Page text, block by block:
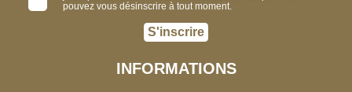
pouvez vous désinscrire à tout moment.
S'inscrire
INFORMATIONS